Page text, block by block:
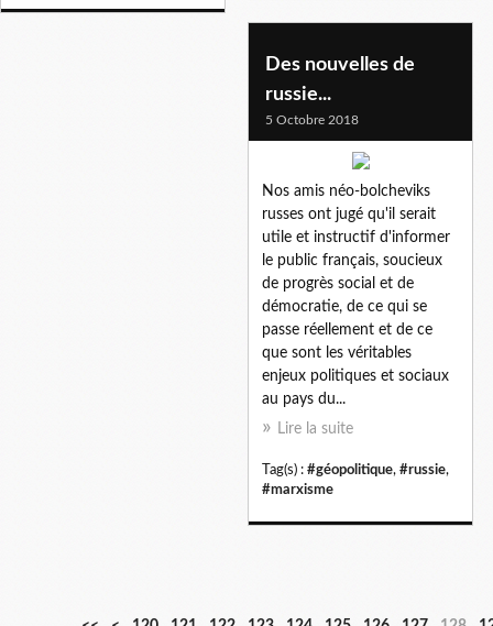
Des nouvelles de
russie...
5 Octobre 2018
Nos amis néo-bolcheviks
russes ont jugé qu'il serait
utile et instructif d'informer
le public français, soucieux
de progrès social et de
démocratie, de ce qui se
passe réellement et de ce
que sont les véritables
enjeux politiques et sociaux
au pays du...
Lire la suite
Tag(s) : #géopolitique, #russie,
#marxisme